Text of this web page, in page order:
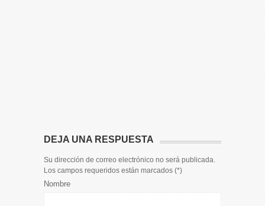
DEJA UNA RESPUESTA
Su dirección de correo electrónico no será publicada.
Los campos requeridos están marcados (*)
Nombre